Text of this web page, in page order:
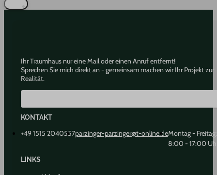
Ihr Traumhaus nur eine Mail oder einen Anruf entfernt!
Sprechen Sie mich direkt an - gemeinsam machen wir Ihr Projekt zur
Realität.
KONTAKT
+49 1515 2040557parzinger-parzinger@t-online.deMontag - Freitag:
8:00 - 17:00
LINKS